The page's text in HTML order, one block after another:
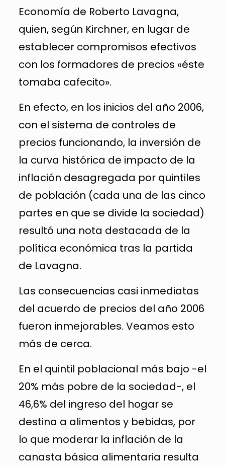
Economía de Roberto Lavagna,
quien, según Kirchner, en lugar de
establecer compromisos efectivos
con los formadores de precios «éste
tomaba cafecito».
En efecto, en los inicios del año 2006,
con el sistema de controles de
precios funcionando, la inversión de
la curva histórica de impacto de la
inflación desagregada por quintiles
de población (cada una de las cinco
partes en que se divide la sociedad)
resultó una nota destacada de la
política económica tras la partida
de Lavagna.
Las consecuencias casi inmediatas
del acuerdo de precios del año 2006
fueron inmejorables. Veamos esto
más de cerca.
En el quintil poblacional más bajo -el
20% más pobre de la sociedad-, el
46,6% del ingreso del hogar se
destina a alimentos y bebidas, por
lo que moderar la inflación de la
canasta básica alimentaria resulta